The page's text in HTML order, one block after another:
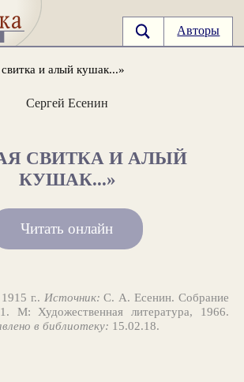
Авторы
и алый кушак...»
Сергей Есенин
СВИТКА И АЛЫЙ
КУШАК...»
Читать онлайн
1915 г.. Источник: С. А. Есенин. Собрание
М: Художественная литература, 1966.
в библиотеку: 15.02.18.